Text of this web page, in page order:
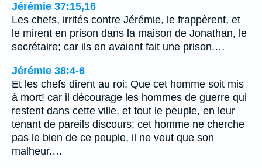
Jérémie 37:15,16
Les chefs, irrités contre Jérémie, le frappèrent, et
le mirent en prison dans la maison de Jonathan, le
secrétaire; car ils en avaient fait une prison.…
Jérémie 38:4-6
Et les chefs dirent au roi: Que cet homme soit mis
à mort! car il décourage les hommes de guerre qui
restent dans cette ville, et tout le peuple, en leur
tenant de pareils discours; cet homme ne cherche
pas le bien de ce peuple, il ne veut que son
malheur.…